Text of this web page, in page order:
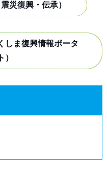
災復興・伝承）
しま復興情報ポータ
）